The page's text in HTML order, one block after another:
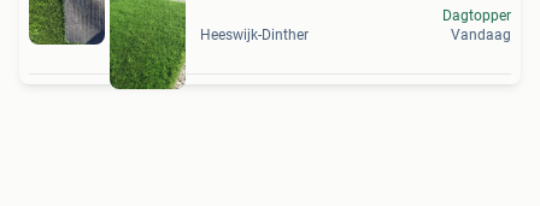
Heeswijk-Dinther
Dagtopper
Vandaag